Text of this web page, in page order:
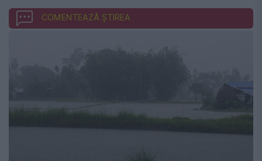
COMENTEAZĂ ȘTIREA